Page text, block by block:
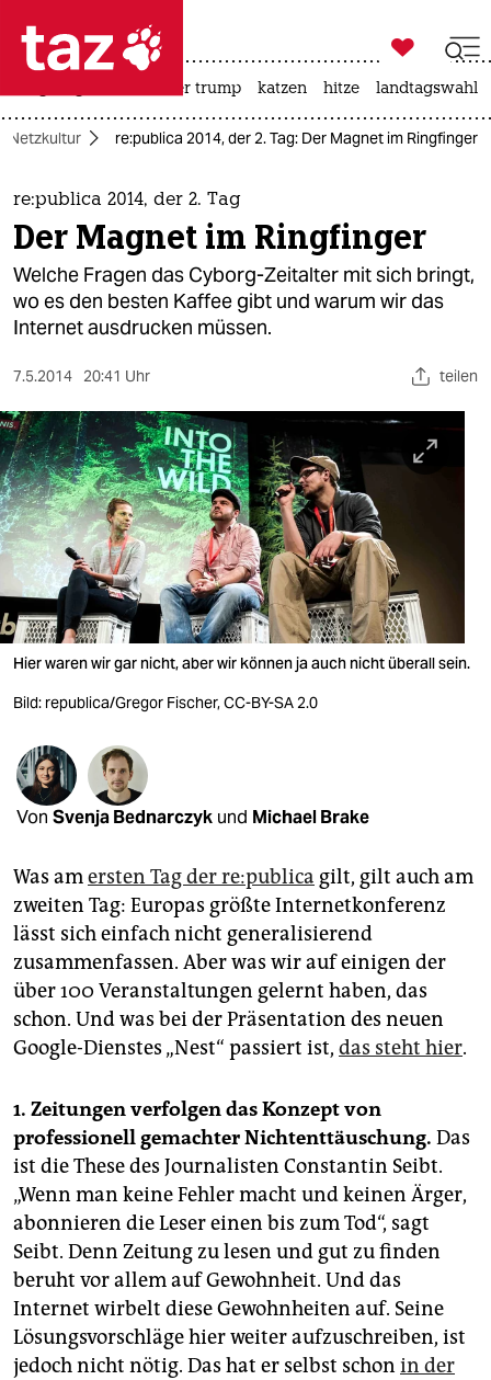
 taz zahl ich
taz zahl ich
themen
politik
öko
sport
berlin
nord
wahrheit
verlag
shop
fragen & hilfe
abo
genossenschaft
epaper login

taz zahl ich
usa unter trump katzen hitze landtagswahl
Netzkultur re:publica 2014, der 2. Tag: Der Magnet im Ringfinger
re:publica 2014, der 2. Tag
Der Magnet im Ringfinger
Welche Fragen das Cyborg-Zeitalter mit sich bringt,
wo es den besten Kaffee gibt und warum wir das
Internet ausdrucken müssen.
7.5.2014 20:41 Uhr teilen
Hier waren wir gar nicht, aber wir können ja auch nicht überall sein.
Bild: republica/Gregor Fischer, CC-BY-SA 2.0
Von Svenja Bednarczyk und Michael Brake
Was amersten Tag der re:publica gilt, gilt auch am
zweiten Tag: Europas größte Internetkonferenz
lässt sich einfach nicht generalisierend
zusammenfassen. Aber was wir auf einigen der
über 100 Veranstaltungen gelernt haben, das
schon. Und was bei der Präsentation des neuen
Google-Dienstes „Nest“ passiert ist, das steht hier.
1. Zeitungen verfolgen das Konzept von
professionell gemachter Nichtenttäuschung. Das
ist die These des Journalisten Constantin Seibt.
„Wenn man keine Fehler macht und keinen Ärger,
abonnieren die Leser einen bis zum Tod“, sagt
Seibt. Denn Zeitung zu lesen und gut zu finden
beruht vor allem auf Gewohnheit. Und das
Internet wirbelt diese Gewohnheiten auf. Seine
Lösungsvorschläge hier weiter aufzuschreiben, ist
jedoch nicht nötig. Das hat er selbst schon in der